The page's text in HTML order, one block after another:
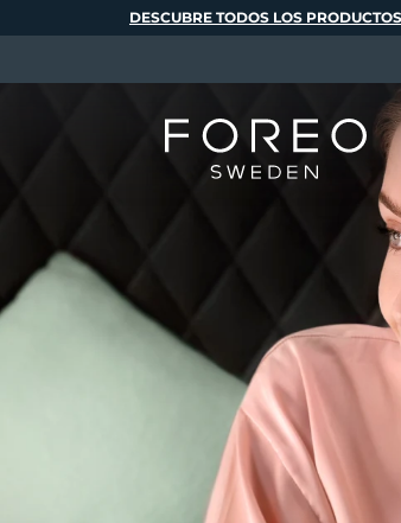
DESCUBRE TODOS LOS PRODUCTOS